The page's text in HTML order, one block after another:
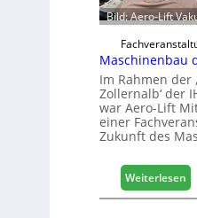
h
e
e
r
ö
r
t
e
r
Z
u
Bild: Aero-Lift
Maschinenbau
Im Rahmen der
Zollernalb‘ der
war Aero-Lift
einer
Zukunft des
Weiterlesen:
M